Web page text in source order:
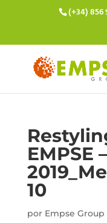
(+34) 856
EMPSE
10
por Empse Group